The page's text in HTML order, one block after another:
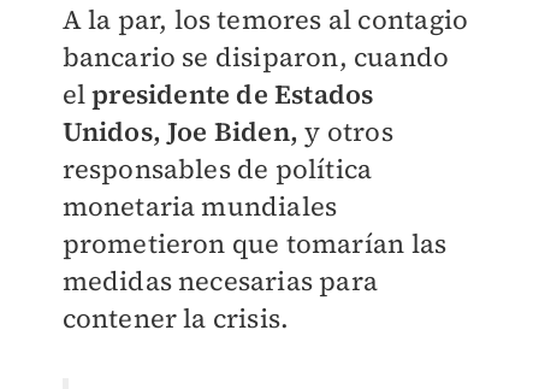
A la par, los temores al contagio
bancario se disiparon, cuando
elpresidente de Estados
Unidos, Joe Biden, y otros
responsables de política
monetaria mundiales
prometieron que tomarían las
medidas necesarias para
contener la crisis.